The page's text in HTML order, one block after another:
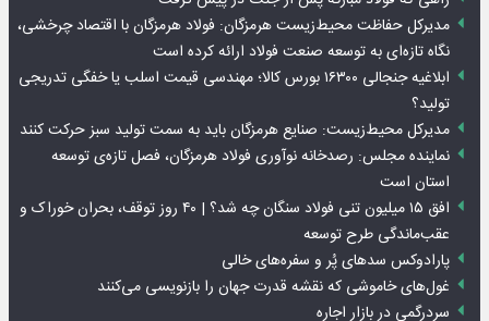
مدیرکل حفاظت محیط‌زیست هرمزگان: فولاد هرمزگان با اقتصاد چرخشی،
نگاه تازه‌ای به توسعه صنعت فولاد ارائه کرده است
ابلاغیه جنجالی ۱۶۳۰۰ بورس کالا؛ مهندسی قیمت اسلب یا خفگی تدریجی
تولید؟
مدیرکل محیط‌زیست: صنایع هرمزگان باید به سمت تولید سبز حرکت کنند
نماینده مجلس: رصدخانه نوآوری فولاد هرمزگان، فصل تازه‌ی توسعه
استان است
افق ۱۵ میلیون تنی فولاد سنگان چه شد؟ | ۴۰ روز توقف، بحران خوراک و
عقب‌ماندگی طرح توسعه
پارادوکس سدهای پُر و سفره‌های خالی
غول‌های خاموشی که نقشه قدرت جهان را بازنویسی می‌کنند
سردرگمی در بازار اجاره